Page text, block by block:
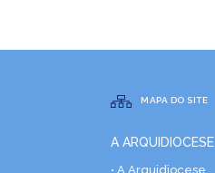
MAPA DO SITE
A ARQUIDIOCESE
• A Arquidiocese